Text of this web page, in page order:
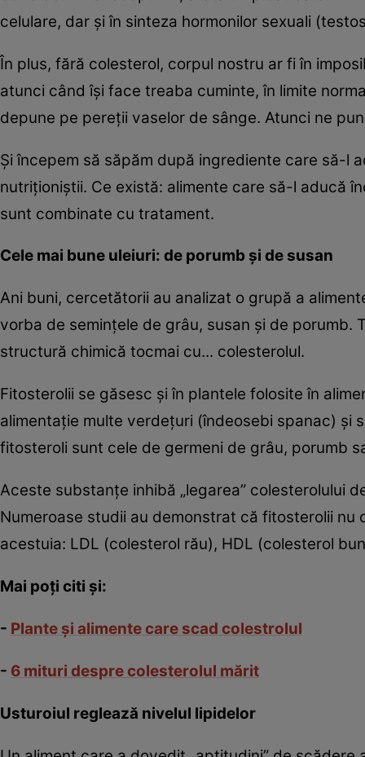
celulare, dar şi în sinteza hormonilor sexuali
În plus, fără colesterol, corpul nostru ar fi în
atunci când îşi face treaba cuminte, în limite
depune pe pereţii vaselor de sânge. Atunci ne
Şi începem să săpăm după ingrediente care să-l
nutriţioniştii. Ce există: alimente care să-l aducă
sunt combinate cu tratament.
Cele mai bune uleiuri: de porumb şi de susan
Ani buni, cercetătorii au analizat o grupă a
vorba de seminţele de grâu, susan şi de
structură chimică tocmai cu... colesterolul.
Fitosterolii se găsesc şi în plantele folosite în
alimentaţie multe verdeţuri (îndeosebi spanac) şi
fitosteroli sunt cele de germeni de grâu, porumb
Aceste substanţe inhibă „legarea” colesterolului
Numeroase studii au demonstrat că fitosterolii
acestuia: LDL (colesterol rău), HDL (colesterol
Mai poţi citi şi:
- Plante şi alimente care scad colestrolul
- 6 mituri despre colesterolul mărit
Usturoiul reglează nivelul lipidelor